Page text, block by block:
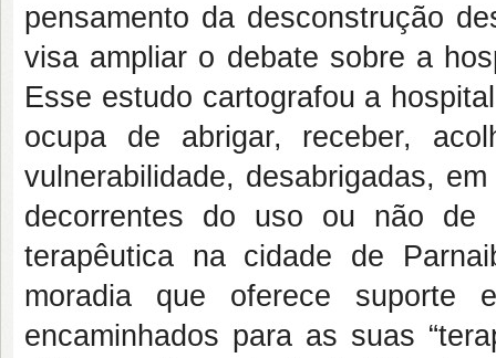
pensamento da desconstrução
visa ampliar o debate sobre a
Esse estudo cartografou a
ocupa de abrigar, receber,
vulnerabilidade, desabrigadas,
decorrentes do uso ou não de
terapêutica na cidade de
moradia que oferece
encaminhados para as suas